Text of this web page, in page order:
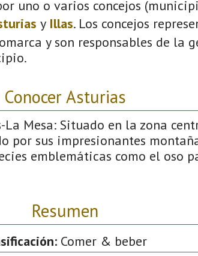
uno o varios concejos
y Illas. Los concejos
y son responsables de la
Conocer Asturias
Mesa: Situado en la zona
por sus impresionantes
emblemáticas como el oso
Resumen
Comer & beber